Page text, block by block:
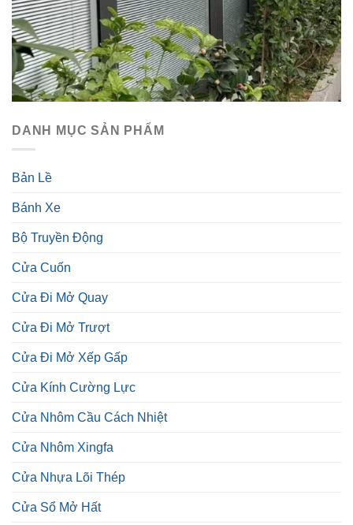
DANH MỤC SẢN PHẨM
Bản Lề
Bánh Xe
Bộ Truyền Động
Cửa Cuốn
Cửa Đi Mở Quay
Cửa Đi Mở Trượt
Cửa Đi Mở Xếp Gấp
Cửa Kính Cường Lực
Cửa Nhôm Cầu Cách Nhiệt
Cửa Nhôm Xingfa
Cửa Nhựa Lõi Thép
Cửa Sổ Mở Hất